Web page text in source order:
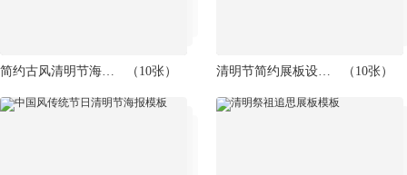
简约古风清明节海报模板 （10张） 清明节简约展板设计模板 （10张）